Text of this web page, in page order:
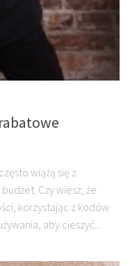
wiążą się z
Czy wiesz, że
korzystając z kodów
aby cieszyć...